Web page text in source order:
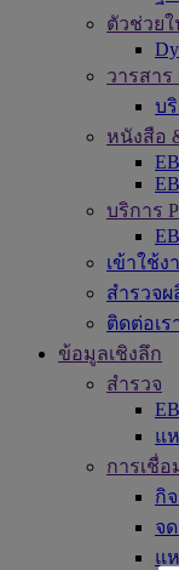
ตัวช่วย
วารสา
บ
หนังสือ
บริการ
เข้าใช้ง
สำรวจ
ติดต่อเร
ข้อมูลเชิงลึก
สำรวจ
แ
การเชื่อ
กิ
จ
แ